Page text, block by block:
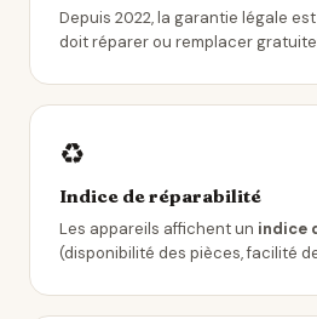
Depuis 2022, la garantie légale
doit réparer ou remplacer
♻️
Indice de réparabilité
Les appareils affichent un indice
(disponibilité des pièces, facilité